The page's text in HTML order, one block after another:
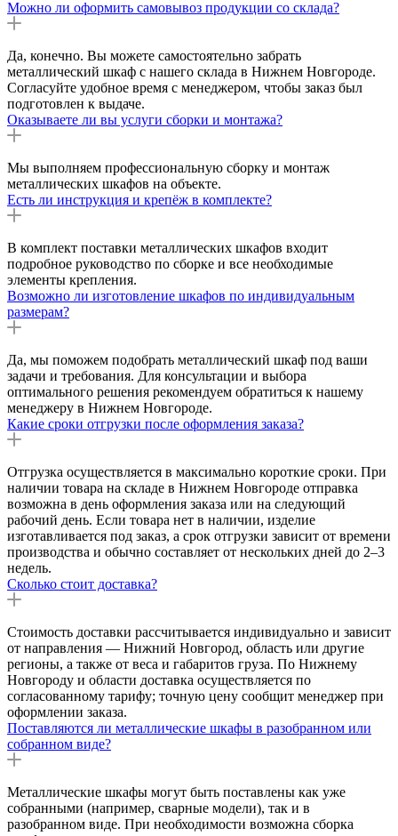
Можно ли оформить самовывоз продукции со склада?
Да, конечно. Вы можете самостоятельно забрать
металлический шкаф с нашего склада в Нижнем Новгороде.
Согласуйте удобное время с менеджером, чтобы заказ был
подготовлен к выдаче.
Оказываете ли вы услуги сборки и монтажа?
Мы выполняем профессиональную сборку и монтаж
металлических шкафов на объекте.
Есть ли инструкция и крепёж в комплекте?
В комплект поставки металлических шкафов входит
подробное руководство по сборке и все необходимые
элементы крепления.
Возможно ли изготовление шкафов по индивидуальным
размерам?
Да, мы поможем подобрать металлический шкаф под ваши
задачи и требования. Для консультации и выбора
оптимального решения рекомендуем обратиться к нашему
менеджеру в Нижнем Новгороде.
Какие сроки отгрузки после оформления заказа?
Отгрузка осуществляется в максимально короткие сроки. При
наличии товара на складе в Нижнем Новгороде отправка
возможна в день оформления заказа или на следующий
рабочий день. Если товара нет в наличии, изделие
изготавливается под заказ, а срок отгрузки зависит от времени
производства и обычно составляет от нескольких дней до 2–3
недель.
Сколько стоит доставка?
Стоимость доставки рассчитывается индивидуально и зависит
от направления — Нижний Новгород, область или другие
регионы, а также от веса и габаритов груза. По Нижнему
Новгороду и области доставка осуществляется по
согласованному тарифу; точную цену сообщит менеджер при
оформлении заказа.
Поставляются ли металлические шкафы в разобранном или
собранном виде?
Металлические шкафы могут быть поставлены как уже
собранными (например, сварные модели), так и в
разобранном виде. При необходимости возможна сборка